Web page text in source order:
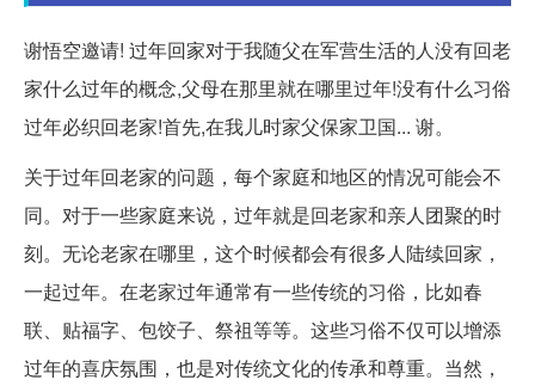
谢悟空邀请! 过年回家对于我随父在军营生活的人没有回老
家什么过年的概念,父母在那里就在哪里过年!没有什么习俗
过年必织回老家!首先,在我儿时家父保家卫国... 谢。
关于过年回老家的问题，每个家庭和地区的情况可能会不
同。对于一些家庭来说，过年就是回老家和亲人团聚的时
刻。无论老家在哪里，这个时候都会有很多人陆续回家，
一起过年。在老家过年通常有一些传统的习俗，比如春
联、贴福字、包饺子、祭祖等等。这些习俗不仅可以增添
过年的喜庆氛围，也是对传统文化的传承和尊重。当然，